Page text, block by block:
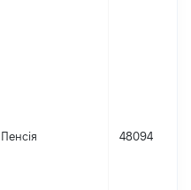
Пенсія 48094